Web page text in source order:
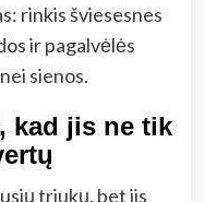
rinkis šviesesnes
ir pagalvėlės
sienos.
kad jis ne tik
triukų, bet jis